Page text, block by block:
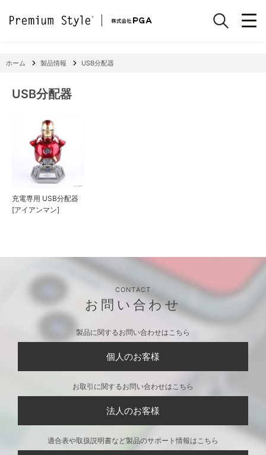
ホーム 製品情報 USB分配器
USB分配器
充電専用 USB分配器
[アイアンマン]
CONTACT
お問い合わせ
製品に関するお問い合わせはこちら
個人のお客様
お取引に関するお問い合わせはこちら
法人のお客様
適合表や取扱説明書など製品のサポート情報はこちら